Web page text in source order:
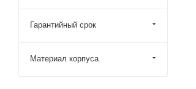
Гарантийный срок
Материал корпуса